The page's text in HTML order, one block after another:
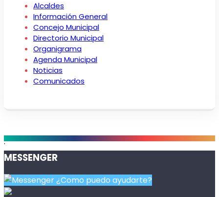
Alcaldes
Información General
Concejo Municipal
Directorio Municipal
Organigrama
Agenda Municipal
Noticias
Comunicados
.
MESSENGER
¿Como puedo ayudarte?